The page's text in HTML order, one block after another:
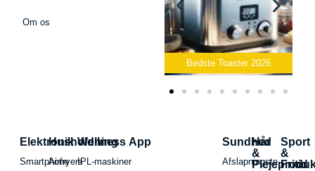
Om os
Bedste Toaster 2026
Elektronik
Smartphone
Husholdning
Airfryers
Wellness App
IPL-maskiner
Sundhed
Afslapningste
Hår
&
Sport
&
Fritid